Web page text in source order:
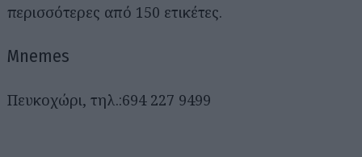
περισσότερες από 150 ετικέτες.
Mnemes
Πευκοχώρι, τηλ.:694 227 9499